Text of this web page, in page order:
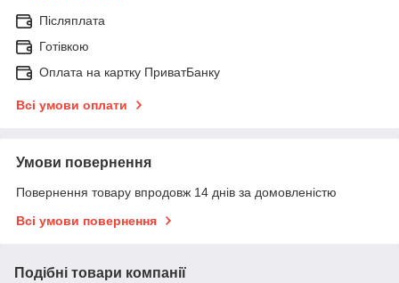
Післяплата
Готівкою
Оплата на картку ПриватБанку
Всі умови оплати
Умови повернення
Повернення товару впродовж 14 днів за домовленістю
Всі умови повернення
Подібні товари компанії